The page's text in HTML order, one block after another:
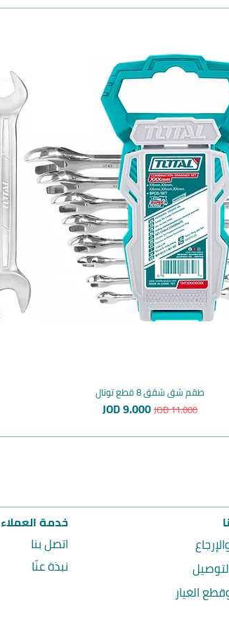
طقم شق شقق 8 قطع توتال
سعر عادي
JOD 11.000سعر البيع
JOD 9.000
خدمة العملاء
اتصل بنا
نبذة عنّا
الغيار